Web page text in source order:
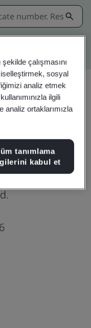
Paylaşın:
çalışmasını
sosyal
analiz etmek
ilgili
analiz ortaklarımızla
tanımlama
kabul et